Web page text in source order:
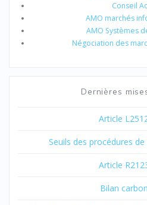
Conseil
AMO marchés
AMO Systèmes
Négociation des
Dernières
Article
Seuils des procédures
Article
Bilan